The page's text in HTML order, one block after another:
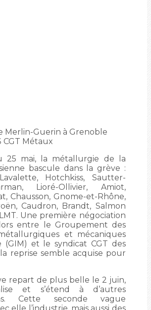
Merlin-Guerin à Grenoble
CGT Métaux
25 mai, la métallurgie de la
bascule dans la grève :
Hotchkiss, Sautter-
Lioré-Ollivier, Amiot,
Chausson, Gnome-et-Rhône,
Caudron, Brandt, Salmon
Une première négociation
entre le Groupement des
et mécaniques
(GIM) et le syndicat CGT des
reprise semble acquise pour
repart de plus belle le 2 juin,
et s’étend à d’autres
Cette seconde vague
elle l’industrie, mais aussi des